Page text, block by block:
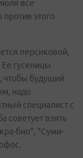
все
этого
персиковой,
гусеницы
чтобы будущий
надо
специалист с
советует взять
био", "Суми-